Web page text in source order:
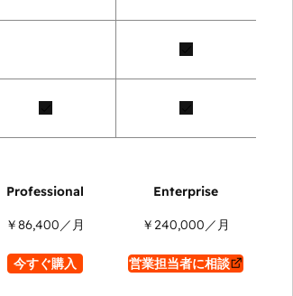
￥86,400 ／月
今すぐ購入
￥240,000 ／月
営業担当者に相談